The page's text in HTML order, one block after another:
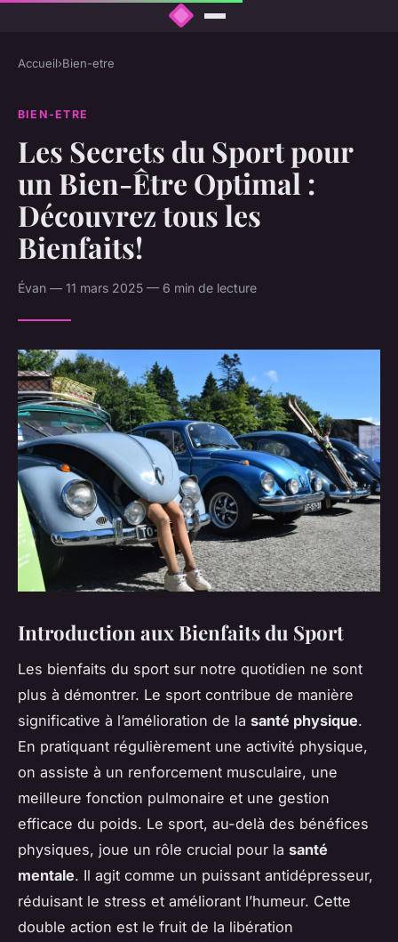
Accueil›Bien-etre
BIEN-ETRE
Les Secrets du Sport pour
un Bien-Être Optimal :
Découvrez tous les
Bienfaits!
Évan — 11 mars 2025 — 6 min de lecture
Introduction aux Bienfaits du Sport
Les bienfaits du sport sur notre quotidien ne sont
plus à démontrer. Le sport contribue de manière
significative à l’amélioration de la santé physique.
En pratiquant régulièrement une activité physique,
on assiste à un renforcement musculaire, une
meilleure fonction pulmonaire et une gestion
efficace du poids. Le sport, au-delà des bénéfices
physiques, joue un rôle crucial pour la santé
mentale. Il agit comme un puissant antidépresseur,
réduisant le stress et améliorant l’humeur. Cette
double action est le fruit de la libération